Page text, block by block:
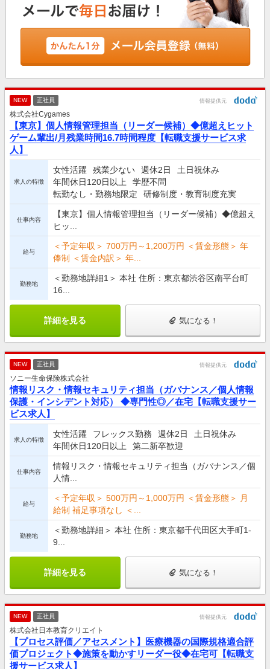
NEW 正社員 情報提供元
株式会社Cygames
【東京】個人情報管理担当（リーダー候補）◆億超えヒット
ゲーム輩出/月残業時間16.7時間程度【転職支援サービス求
人】
求人の特徴
女性活躍 残業少ない 週休2日
土日祝休み
年間休日120日以上
学歴不問
転勤なし・勤務地限定
研修制度・教育制度充実
仕事内容
【東京】個人情報管理担当（リーダー候補）◆億超え
ヒッ...
給与
＜予定年収＞ 700万円～1,200万円 ＜賃金形態＞ 年
俸制 ＜賃金内訳＞ 年...
勤務地
＜勤務地詳細1＞ 本社 住所：東京都渋谷区南平台町
16...
詳細を見る 気になる！
NEW 正社員 情報提供元
ソニー生命保険株式会社
情報リスク・情報セキュリティ担当（ガバナンス／個人情報
保護・インシデント対応） ◆専門性◎／在宅【転職支援サー
ビス求人】
求人の特徴
女性活躍 フレックス勤務 週休2日
土日祝休み
年間休日120日以上
第二新卒歓迎
仕事内容
情報リスク・情報セキュリティ担当（ガバナンス／個
人情...
給与
＜予定年収＞ 500万円～1,000万円 ＜賃金形態＞ 月
給制 補足事項なし ＜...
勤務地
＜勤務地詳細＞ 本社 住所：東京都千代田区大手町1-
9...
詳細を見る 気になる！
NEW 正社員 情報提供元
株式会社日本教育クリエイト
【プロセス評価／アセスメント】医療機器の国際規格適合評
価プロジェクト◆施策を動かすリーダー役◆在宅可【転職支
援サービス求人】